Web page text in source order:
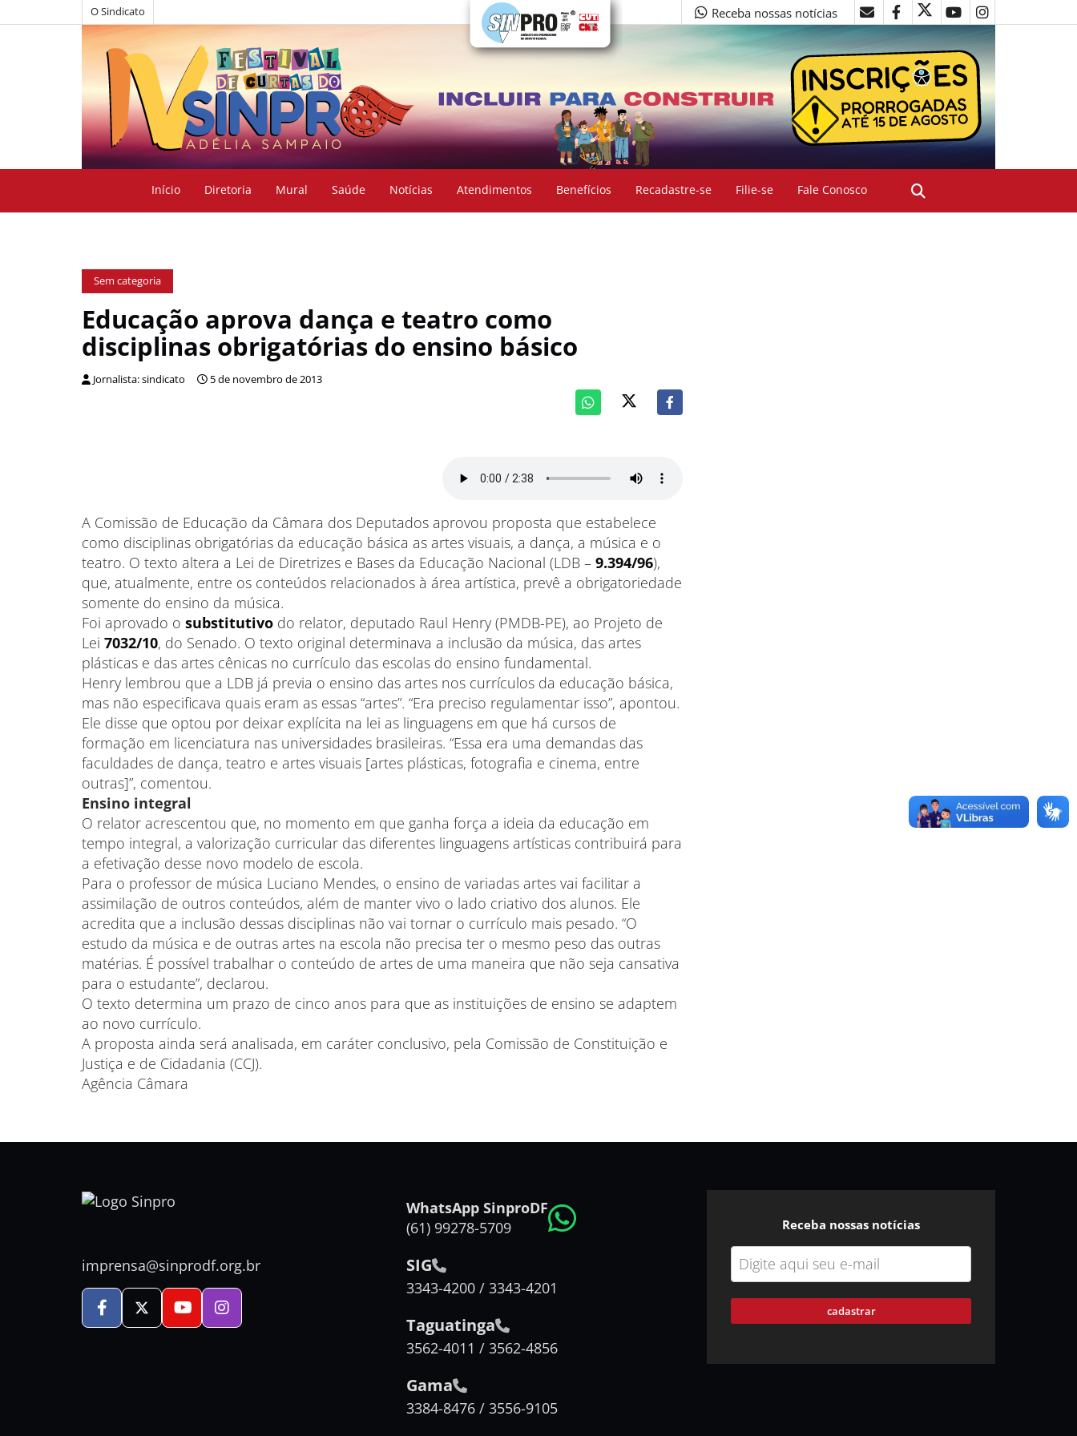
O Sindicato Receba nossas notícias
Início Diretoria Mural Saúde Notícias Atendimentos Benefícios Recadastre-se Filie-se Fale Conosco
Sem categoria
Educação aprova dança e teatro como
disciplinas obrigatórias do ensino básico
Jornalista: sindicato 5 de novembro de 2013
A Comissão de Educação da Câmara dos Deputados aprovou proposta que estabelece
como disciplinas obrigatórias da educação básica as artes visuais, a dança, a música e o
teatro. O texto altera a Lei de Diretrizes e Bases da Educação Nacional (LDB – 9.394/96),
que, atualmente, entre os conteúdos relacionados à área artística, prevê a obrigatoriedade
somente do ensino da música.
Foi aprovado o substitutivo do relator, deputado Raul Henry (PMDB-PE), ao Projeto de
Lei 7032/10, do Senado. O texto original determinava a inclusão da música, das artes
plásticas e das artes cênicas no currículo das escolas do ensino fundamental.
Henry lembrou que a LDB já previa o ensino das artes nos currículos da educação básica,
mas não especificava quais eram as essas “artes”. “Era preciso regulamentar isso”, apontou.
Ele disse que optou por deixar explícita na lei as linguagens em que há cursos de
formação em licenciatura nas universidades brasileiras. “Essa era uma demandas das
faculdades de dança, teatro e artes visuais [artes plásticas, fotografia e cinema, entre
outras]”, comentou.
Ensino integral
O relator acrescentou que, no momento em que ganha força a ideia da educação em
tempo integral, a valorização curricular das diferentes linguagens artísticas contribuirá para
a efetivação desse novo modelo de escola.
Para o professor de música Luciano Mendes, o ensino de variadas artes vai facilitar a
assimilação de outros conteúdos, além de manter vivo o lado criativo dos alunos. Ele
acredita que a inclusão dessas disciplinas não vai tornar o currículo mais pesado. “O
estudo da música e de outras artes na escola não precisa ter o mesmo peso das outras
matérias. É possível trabalhar o conteúdo de artes de uma maneira que não seja cansativa
para o estudante”, declarou.
O texto determina um prazo de cinco anos para que as instituições de ensino se adaptem
ao novo currículo.
A proposta ainda será analisada, em caráter conclusivo, pela Comissão de Constituição e
Justiça e de Cidadania (CCJ).
Agência Câmara
imprensa@sinprodf.org.br
WhatsApp SinproDF
(61) 99278-5709
SIG
3343-4200 / 3343-4201
Taguatinga
3562-4011 / 3562-4856
Gama
3384-8476 / 3556-9105
Receba nossas notícias
cadastrar